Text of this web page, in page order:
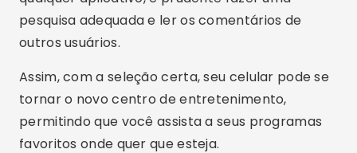
Comunicação Digital e compartilha no blog
sua paixão por tecnologia, aplicativos e o
mundo online.